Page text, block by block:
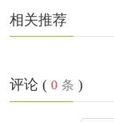
相关推荐
评论 ( 0 条 )